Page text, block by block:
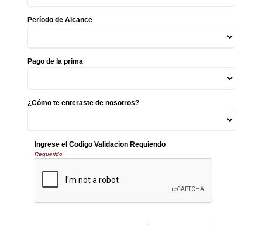
Período de Alcance
Pago de la prima
¿Cómo te enteraste de nosotros?
Ingrese el Codigo Validacion Requiendo
Requerido